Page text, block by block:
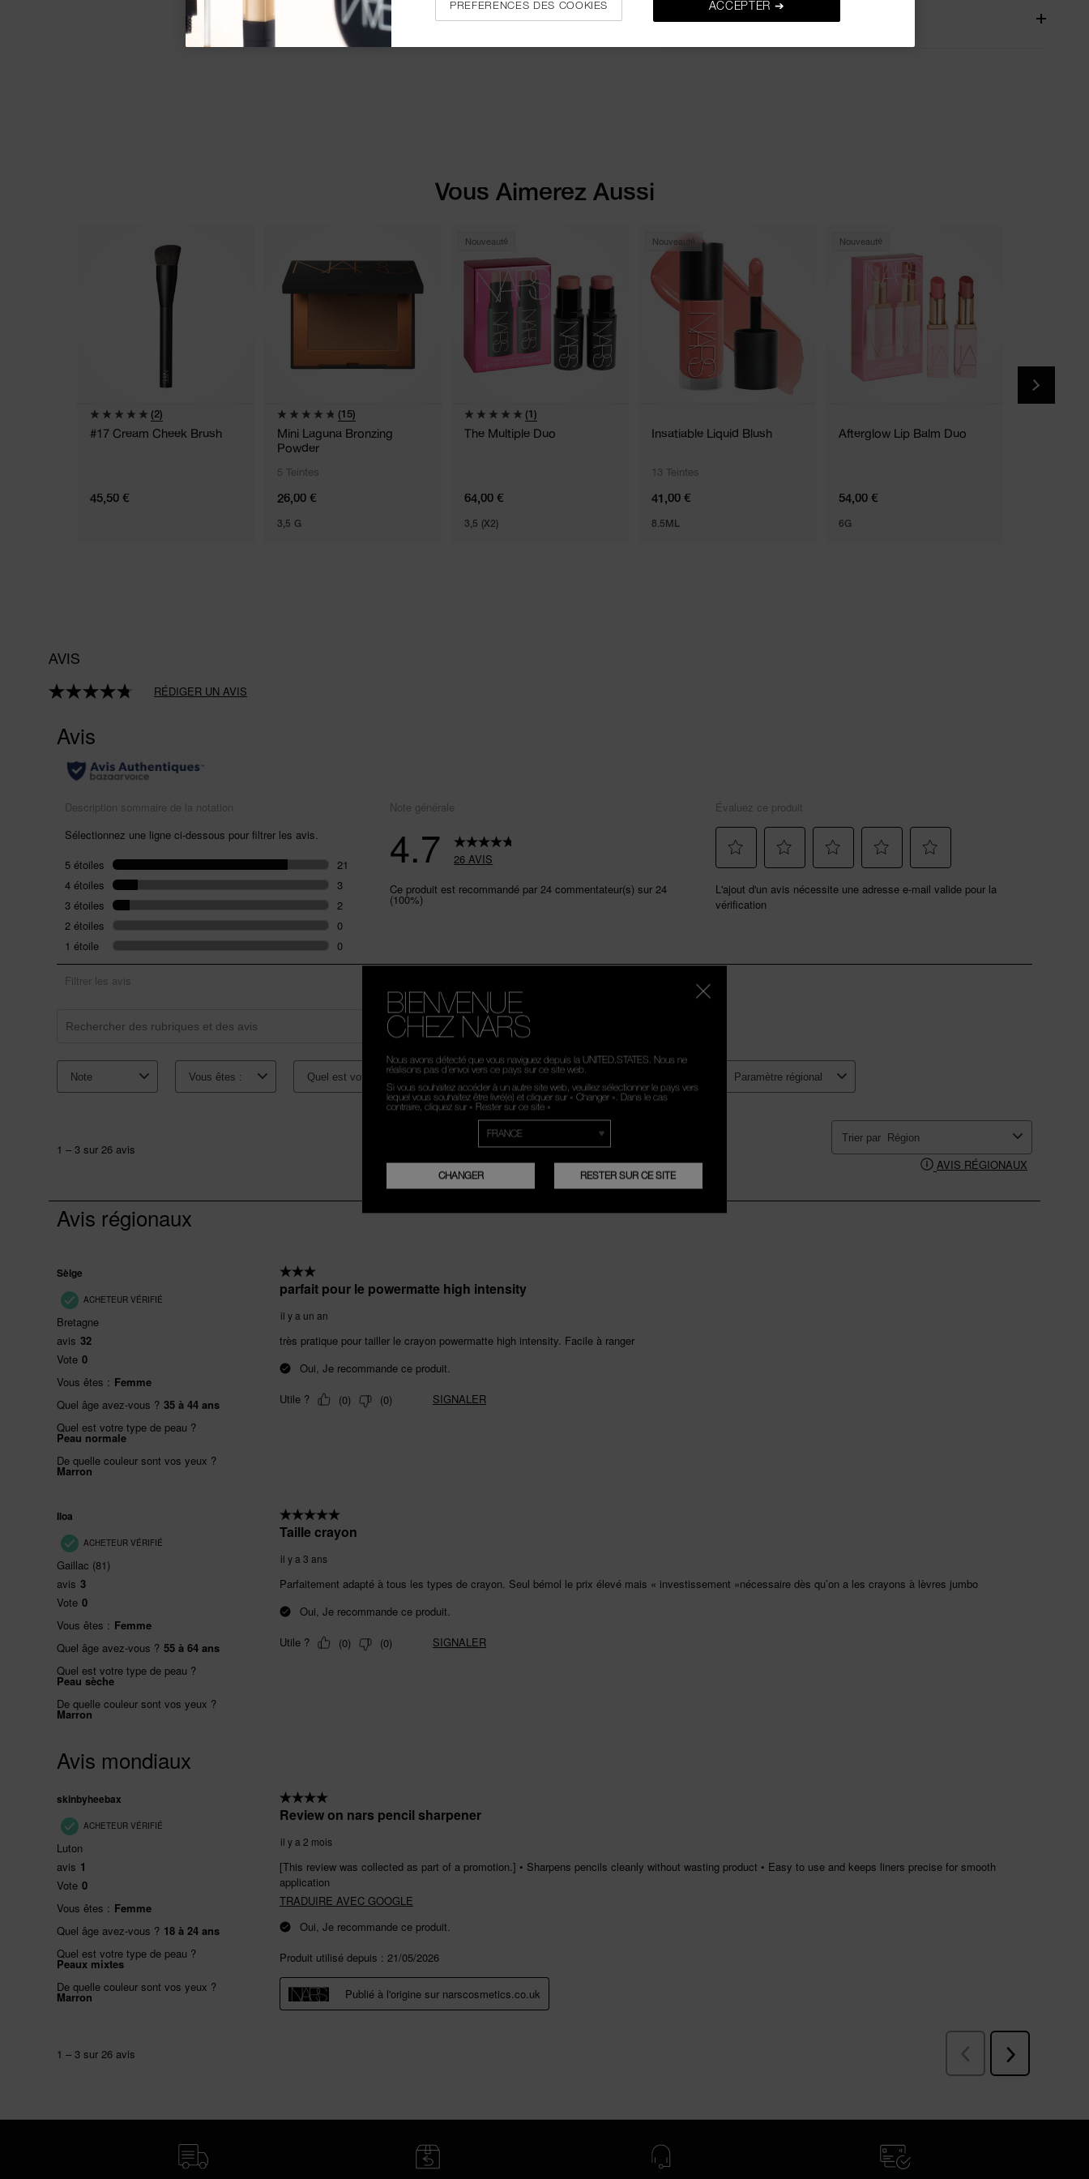
FICHE PRODUIT
Vous Aimerez Aussi
(2)
#17 Cream Cheek Brush
45,50 €
(15)
Mini Laguna Bronzing
Powder
5 Teintes
26,00 €
3,5 G
Nouveauté
(1)
The Multiple Duo
64,00 €
3,5 (X2)
Nouveauté
Insatiable Liquid Blush
13 Teintes
41,00 €
8.5ML
Nouveauté
Afterglow Lip Balm Duo
54,00 €
6G
AVIS
RÉDIGER UN AVIS
PREFERENCES DES COOKIES ACCEPTER ➔
BIENVENUE
CHEZ NARS
Nous avons détecté que vous naviguez depuis la UNITED.STATES. Nous ne
réalisons pas d’envoi vers ce pays sur ce site web.
Si vous souhaitez accéder à un autre site web, veuillez sélectionner le pays vers
lequel vous souhaitez être livré(e) et cliquer sur « Changer ». Dans le cas
contraire, cliquez sur « Rester sur ce site »
CHANGER RESTER SUR CE SITE